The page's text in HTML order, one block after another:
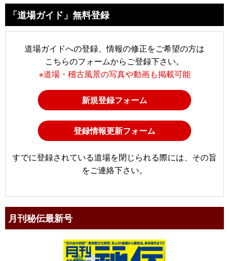
「道場ガイド」無料登録
道場ガイドへの登録、情報の修正をご希望の方は
こちらのフォームからご登録下さい。
※道場・稽古風景の写真や動画も掲載可能
新規登録フォーム
登録情報更新フォーム
すでに登録されている道場を閉じられる際には、その旨
をご連絡下さい。
月刊秘伝最新号